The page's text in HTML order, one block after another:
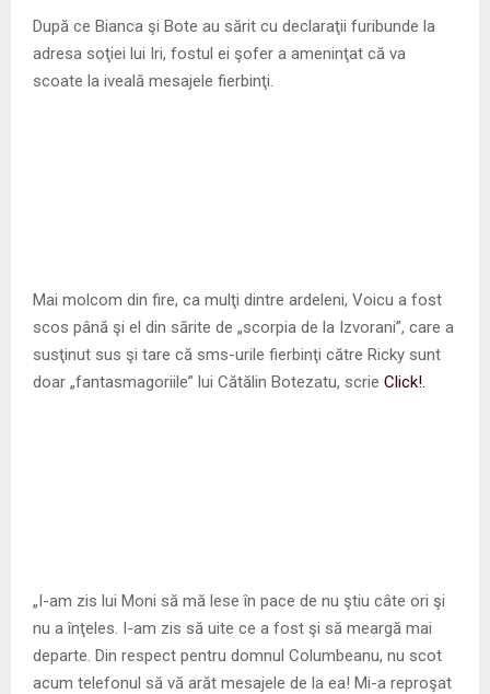
E
După ce Bianca şi Bote au sărit cu declaraţii furibunde la
adresa soţiei lui Iri, fostul ei şofer a ameninţat că va
scoate la iveală mesajele fierbinţi.
Mai molcom din fire, ca mulţi dintre ardeleni, Voicu a fost
scos până şi el din sărite de „scorpia de la Izvorani”, care a
susţinut sus şi tare că sms-urile fierbinţi către Ricky sunt
doar „fantasmagoriile” lui Cătălin Botezatu, scrie Click!.
„I-am zis lui Moni să mă lese în pace de nu ştiu câte ori şi
nu a înţeles. I-am zis să uite ce a fost şi să meargă mai
departe. Din respect pentru domnul Columbeanu, nu scot
acum telefonul să vă arăt mesajele de la ea! Mi-a reproşat